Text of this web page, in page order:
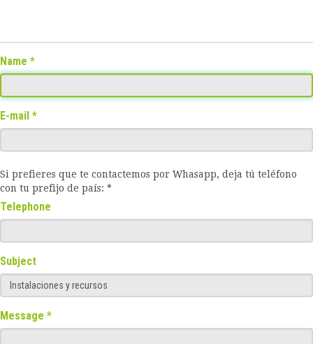
Name
E-mail
Si prefieres que te contactemos por Whasapp, deja tú teléfono
con tu prefijo de país: *
Telephone
Subject
Message